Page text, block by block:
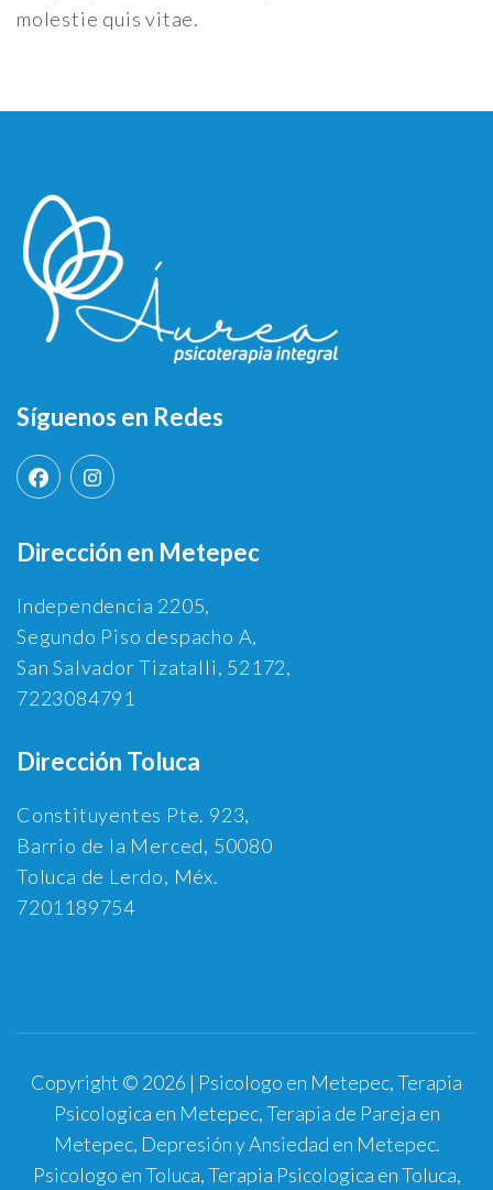
molestie quis vitae.
Síguenos en Redes
Dirección en Metepec
Independencia 2205,
Segundo Piso despacho A,
San Salvador Tizatalli, 52172,
7223084791
Dirección Toluca
Constituyentes Pte. 923,
Barrio de la Merced, 50080
Toluca de Lerdo, Méx.
7201189754
Copyright © 2026 | Psicologo en Metepec, Terapia
Psicologica en Metepec, Terapia de Pareja en
Metepec, Depresión y Ansiedad en Metepec.
Psicologo en Toluca, Terapia Psicologica en Toluca,